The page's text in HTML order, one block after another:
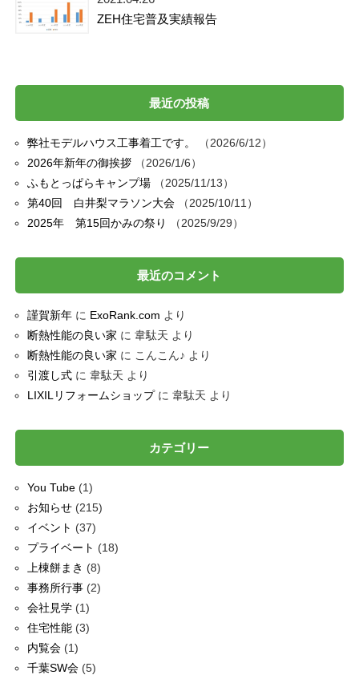
ZEH住宅普及実績報告
最近の投稿
弊社モデルハウス工事着工です。
2026/6/12
2026年新年の御挨拶
2026/1/6
ふもとっぱらキャンプ場
2025/11/13
第40回 白井梨マラソン大会
2025/10/11
2025年 第15回かみの祭り
2025/9/29
最近のコメント
謹賀新年に ExoRank.com より
断熱性能の良い家 に 韋駄天 より
断熱性能の良い家 に こんこん♪ より
引渡し式に 韋駄天 より
LIXILリフォームショップに 韋駄天 より
カテゴリー
You Tube(1)
お知らせ(215)
イベント (37)
プライベート (18)
上棟餅まき (8)
事務所行事(2)
会社見学(1)
住宅性能(3)
内覧会(1)
千葉SW会(5)